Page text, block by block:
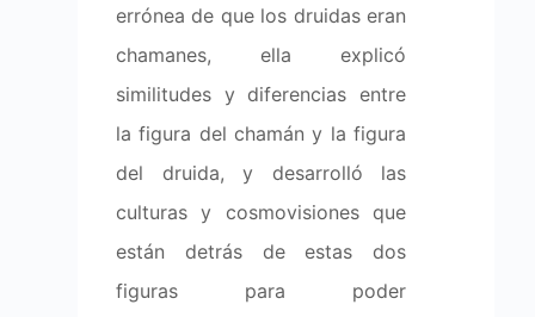
errónea de que los druidas eran
chamanes, ella explicó
similitudes y diferencias entre
la figura del chamán y la figura
del druida, y desarrolló las
culturas y cosmovisiones que
están detrás de estas dos
figuras para poder